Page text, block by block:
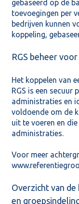
gebaseerd op de
toevoegingen per
bedrijven kunnen
koppeling,
RGS beheer
Het koppelen van
RGS is een secuur
administraties en
voldoende om de
uit te voeren en
administraties.
Voor meer
Overzicht van
en